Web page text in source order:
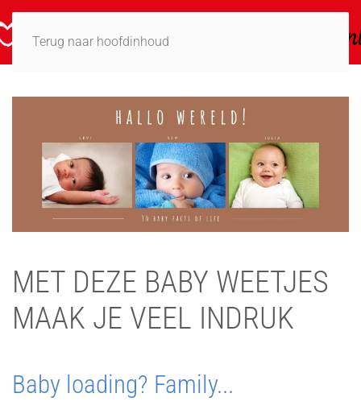
Terug naar hoofdinhoud
MET DEZE BABY WEETJES
MAAK JE VEEL INDRUK
Baby loading? Family...